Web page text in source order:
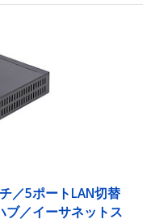
／5ポートLAN切替
ブ／イーサネットス